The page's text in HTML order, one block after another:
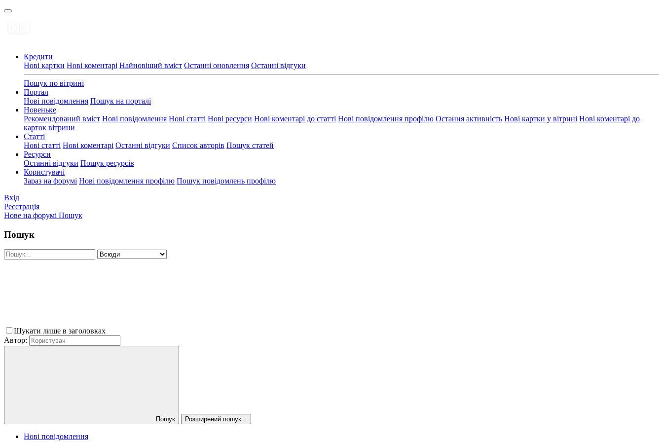
Кредити
Нові картки Нові коментарі Найновіший вміст Останні оновлення Останні відгуки
Пошук по вітрині
Портал
Нові повідомлення Пошук на порталі
Новеньке
Рекомендований вміст Нові повідомлення Нові статті Нові ресурси Нові коментарі до статті Нові повідомлення профілю Остання активність Нові картки у вітрині Нові коментарі до
карток вітрини
Статті
Нові статті Нові коментарі Останні відгуки Список авторів Пошук статей
Ресурси
Останні відгуки Пошук ресурсів
Користувачі
Зараз на форумі Нові повідомлення профілю Пошук повідомлень профілю
Вхід
Реєстрація
Нове на форумі Пошук
Пошук
Шукати лише в заголовках
Автор:
Пошук Розширений пошук...
Нові повідомлення